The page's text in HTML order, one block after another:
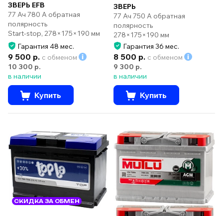
ЗВЕРЬ EFB
77 Ач 780 А обратная
полярность
Start-stop, 278×175×190 мм
Гарантия 48 мес.
9 500 р. с обменом
10 300 р.
в наличии
Купить
ЗВЕРЬ
77 Ач 750 А обратная
полярность
278×175×190 мм
Гарантия 36 мес.
8 500 р. с обменом
9 300 р.
в наличии
Купить
СКИДКА ЗА ОБМЕН